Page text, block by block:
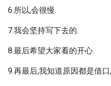
6.所以,会很慢.
7.我会坚持写下去的.
8.最后希望大家看的开心.
9.再最后,我知道原因都是借